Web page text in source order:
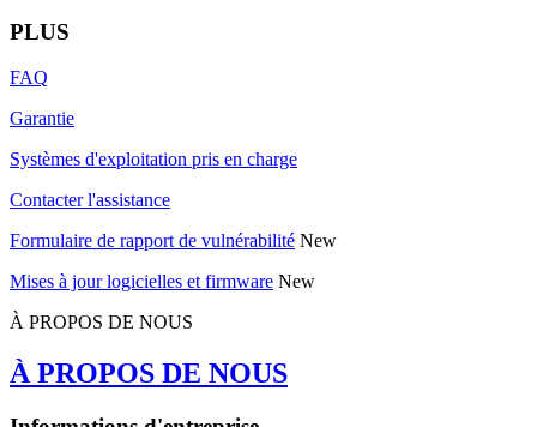
PLUS
FAQ
Garantie
Systèmes d'exploitation pris en charge
Contacter l'assistance
Formulaire de rapport de vulnérabilité New
Mises à jour logicielles et firmware New
À PROPOS DE NOUS
À PROPOS DE NOUS